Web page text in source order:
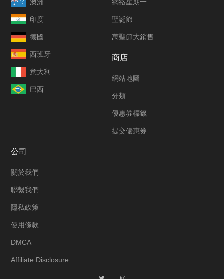
澳洲
印度
德國
西班牙
意大利
巴西
網絡星期一
聖誕節
萬聖節大銷售
商店
網站地圖
分類
優惠券標籤
提交優惠券
公司
關於我們
聯繫我們
隱私政策
使用條款
DMCA
Affiliate Disclosure